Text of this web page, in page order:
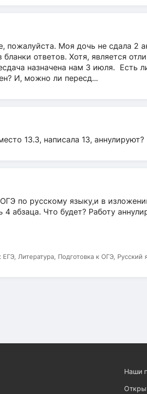
пожалуйста. Моя дочь не сдала 2
бланки ответов. Хотя, является
назначена нам 3 июля. Есть
И, можно ли пересд...
13.3, написала 13, аннулируют?
по русскому языку,и в
абзаца. Что будет? Работу
ЕГЭ, Литература, Подготовка к ОГЭ, Русский
Наши